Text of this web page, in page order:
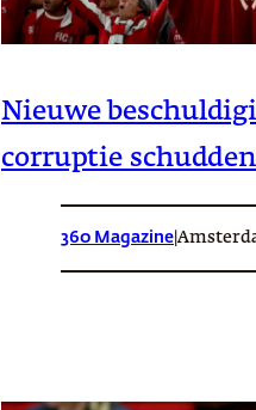
Nieuwe
corruptie
360 Magazine